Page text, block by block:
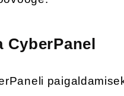
CyberPanel